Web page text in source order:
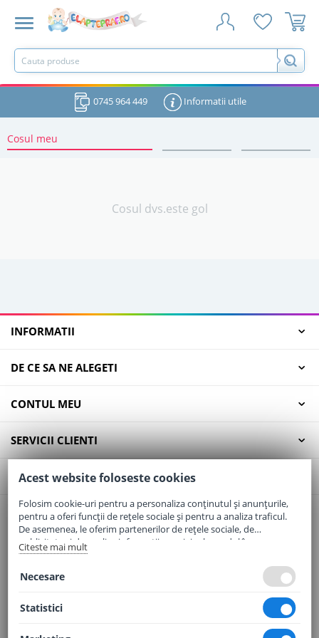
0745 964 449 Informatii utile
Cosul meu
Cosul dvs.este gol
INFORMATII
DE CE SA NE ALEGETI
CONTUL MEU
SERVICII CLIENTI
CONTACT
Email:office@elaptepraf.ro
Telefon:0745-964-449
Adresa:Sos. Borsului, Nr. 20, Oradea, Jud. Bihor
Acest website foloseste cookies
Folosim cookie-uri pentru a personaliza conținutul și anunțurile,
pentru a oferi funcții de rețele sociale și pentru a analiza traficul.
De asemenea, le oferim partenerilor de rețele sociale, de
publicitate și de analize informații cu privire la modul în care
folosiți site-ul nostru. Aceștia le pot combina cu alte informații
Citeste mai mult
Necesare
Statistici